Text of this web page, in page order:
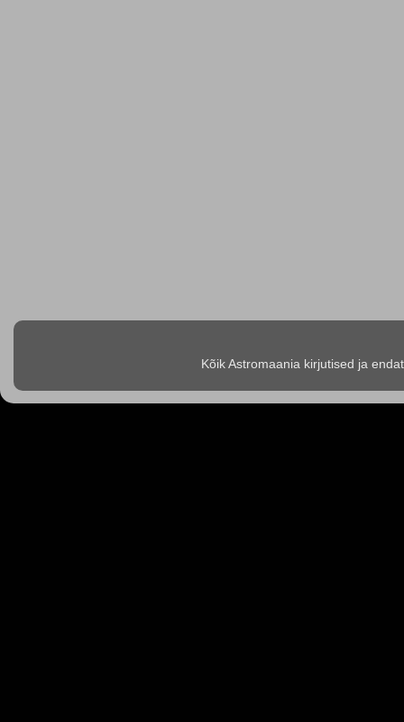
Kõik Astromaania kirjutised ja